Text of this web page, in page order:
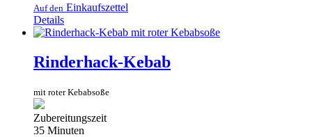
Auf den Einkaufszettel
Details
Rinderhack-Kebab
mit roter Kebabsoße
Zubereitungszeit
35 Minuten